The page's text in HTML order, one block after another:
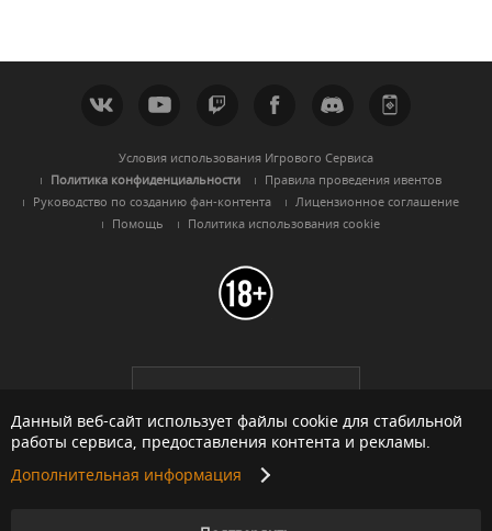
Условия использования Игрового Сервиса
Политика конфиденциальности
Правила проведения ивентов
Руководство по созданию фан-контента
Лицензионное соглашение
Помощь
Политика использования cookie
Данный веб-сайт использует файлы cookie для стабильной
работы сервиса, предоставления контента и рекламы.
Дополнительная информация